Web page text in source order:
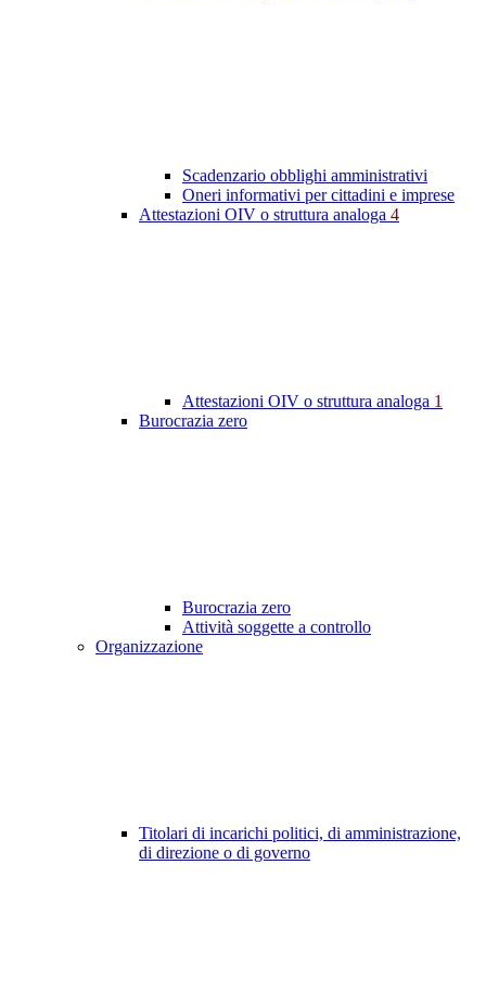
Scadenzario obblighi amministrativi
Oneri informativi per cittadini e imprese
Attestazioni OIV o struttura analoga 4
Attestazioni OIV o struttura analoga 1
Burocrazia zero
Burocrazia zero
Attività soggette a controllo
Organizzazione
Titolari di incarichi politici, di amministrazione,
di direzione o di governo